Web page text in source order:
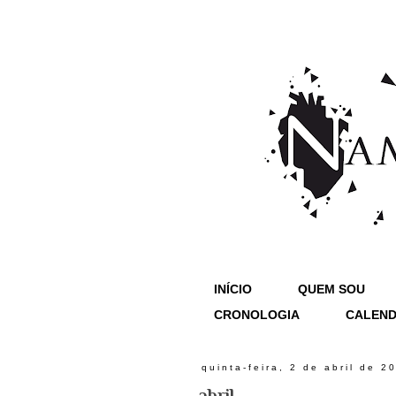
INÍCIO
QUEM SOU
CRONOLOGIA
quinta-feira, 2 de abril de